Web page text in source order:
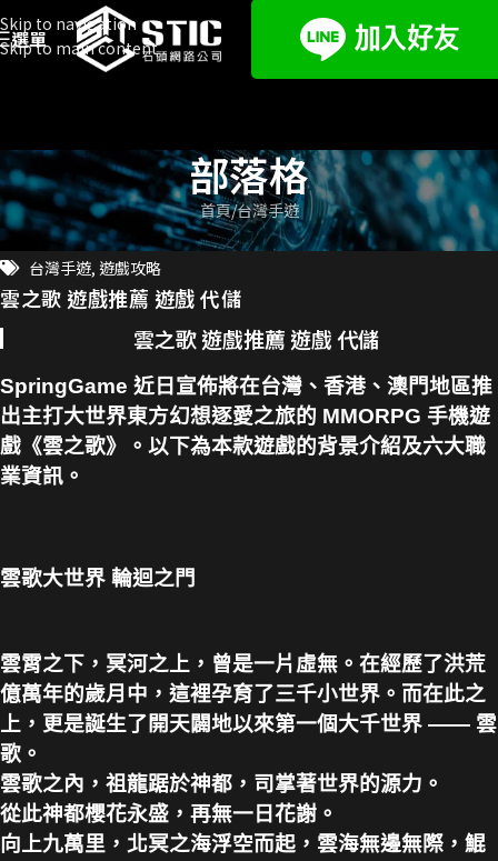
Skip to navigation
Skip to main content
選單
部落格
首頁 台灣手遊
台灣手遊, 遊戲攻略
雲之歌 遊戲推薦 遊戲 代儲
雲之歌 遊戲推薦 遊戲 代儲
SpringGame 近日宣佈將在台灣、香港、澳門地區推
出主打大世界東方幻想逐愛之旅的 MMORPG 手機遊
戲《雲之歌》。以下為本款遊戲的背景介紹及六大職
業資訊。
雲歌大世界 輪迴之門
雲霄之下，冥河之上，曾是一片虛無。在經歷了洪荒
億萬年的歲月中，這裡孕育了三千小世界。而在此之
上，更是誕生了開天闢地以來第一個大千世界 —— 雲
歌。
雲歌之內，祖龍踞於神都，司掌著世界的源力。
從此神都櫻花永盛，再無一日花謝。
向上九萬里，北冥之海浮空而起，雲海無邊無際，鯤